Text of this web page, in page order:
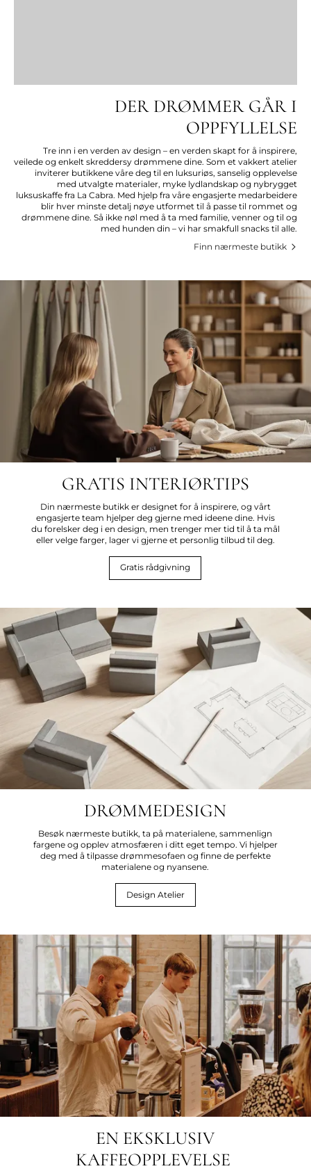
DER DRØMMER GÅR I
OPPFYLLELSE
Tre inn i en verden av design – en verden skapt for å inspirere,
veilede og enkelt skreddersy drømmene dine. Som et vakkert atelier
inviterer butikkene våre deg til en luksuriøs, sanselig opplevelse
med utvalgte materialer, myke lydlandskap og nybrygget
luksuskaffe fra La Cabra. Med hjelp fra våre engasjerte medarbeidere
blir hver minste detalj nøye utformet til å passe til rommet og
drømmene dine. Så ikke nøl med å ta med familie, venner og til og
med hunden din – vi har smakfull snacks til alle.
Finn nærmeste butikk
GRATIS INTERIØRTIPS
Din nærmeste butikk er designet for å inspirere, og vårt
engasjerte team hjelper deg gjerne med ideene dine. Hvis
du forelsker deg i en design, men trenger mer tid til å ta mål
eller velge farger, lager vi gjerne et personlig tilbud til deg.
Gratis rådgivning
DRØMMEDESIGN
Besøk nærmeste butikk, ta på materialene, sammenlign
fargene og opplev atmosfæren i ditt eget tempo. Vi hjelper
deg med å tilpasse drømmesofaen og finne de perfekte
materialene og nyansene.
Design Atelier
EN EKSKLUSIV
KAFFEOPPLEVELSE